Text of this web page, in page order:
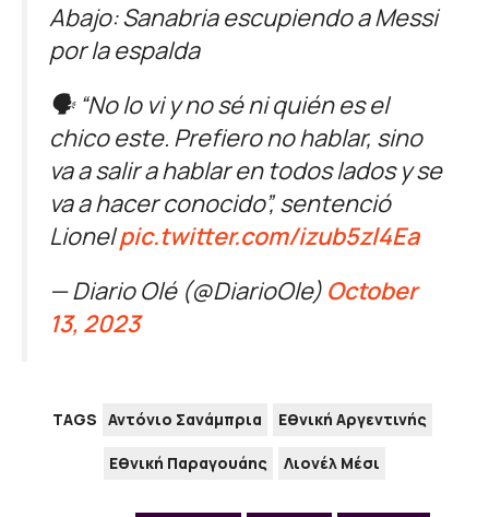
Abajo: Sanabria escupiendo a Messi
por la espalda
🗣️ “No lo vi y no sé ni quién es el
chico este. Prefiero no hablar, sino
va a salir a hablar en todos lados y se
va a hacer conocido”, sentenció
Lionelpic.twitter.com/izub5zl4Ea
— Diario Olé (@DiarioOle) October
13, 2023
TAGS Αντόνιο Σανάμπρια Εθνική Αργεντινής
Εθνική Παραγουάης Λιονέλ Μέσι